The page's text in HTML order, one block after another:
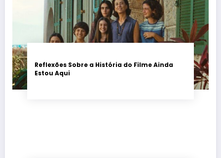
Reflexões Sobre a História do Filme Ainda
Estou Aqui